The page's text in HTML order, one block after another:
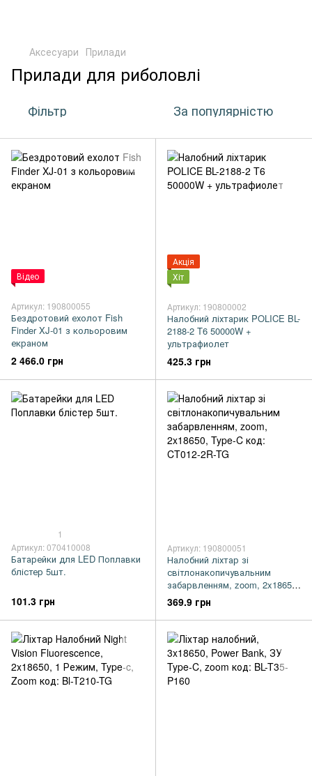
Аксесуари Прилади
Прилади для риболовлі
Фільтр За популярністю
Відео
Артикул: 190800055
Бездротовий ехолот Fish
Finder XJ-01 з кольоровим
екраном
2 466.0 грн
Акція
Хіт
Артикул: 190800002
Налобний ліхтарик POLICE BL-
2188-2 T6 50000W +
ультрафиолет
425.3 грн
1
Артикул: 070410008
Батарейки для LED Поплавки
блістер 5шт.
101.3 грн
Артикул: 190800051
Налобний ліхтар зі
світлонакопичувальним
забарвленням, zoom, 2x18650,
Type-C код: CT012-2R-TG
369.9 грн